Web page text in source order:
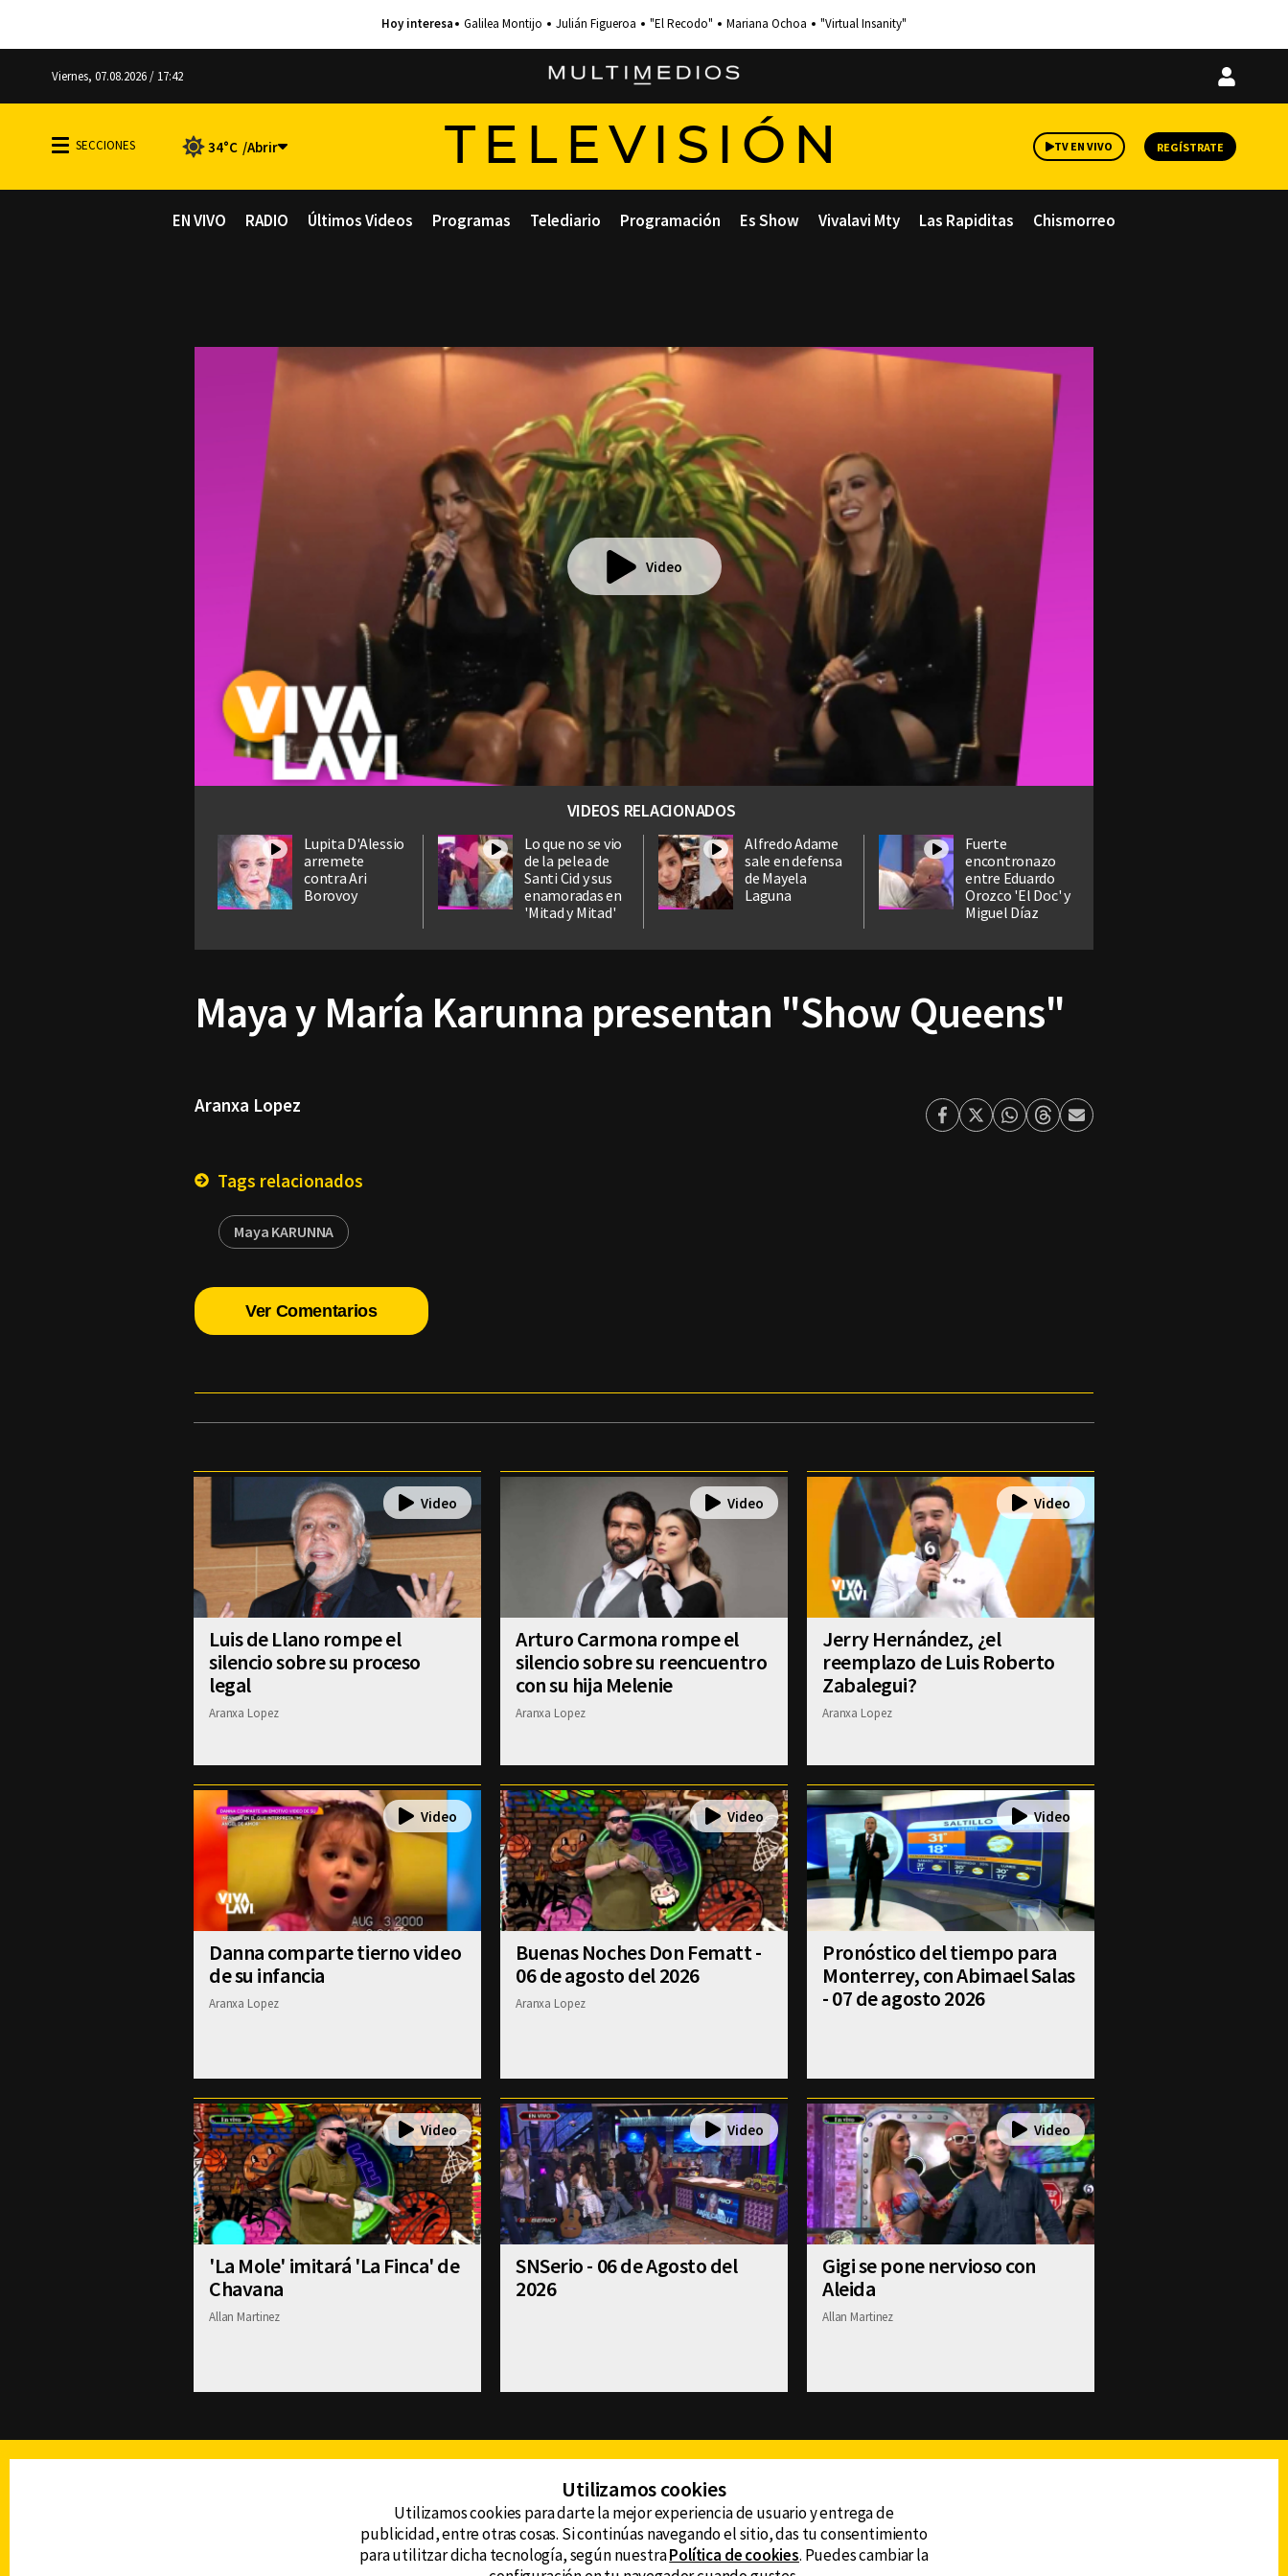
Galilea Montijo Julián Figueroa "El Recodo" Mariana Ochoa "Virtual Insanity"
Viernes, 07.08.2026 / 17:42
Iniciar
34°C TELEVISIÓN TV EN VIVO REGÍSTRATE
EN VIVO RADIO Últimos Videos Programas Telediario Programación Es Show Vivalavi Mty Las Rapiditas Chismorreo
Video
VIDEOS RELACIONADOS
Lupita D'Alessio
arremete
contra Ari
Borovoy
Lo que no se vio
de la pelea de
Santi Cid y sus
enamoradas en
'Mitad y Mitad'
Alfredo Adame
sale en defensa
de Mayela
Laguna
Fuerte
encontronazo
entre Eduardo
Orozco 'El Doc' y
Miguel Díaz
Maya y María Karunna presentan "Show Queens"
Aranxa Lopez
Facebook
TwitterWhatsapp
ThreadsEnviar
Tags relacionados
Maya KARUNNA
Ver Comentarios
Luis de Llano rompe el
silencio sobre su proceso
legal
Aranxa Lopez
Arturo Carmona rompe el
silencio sobre su reencuentro
con su hija Melenie
Aranxa Lopez
Jerry Hernández, ¿el
reemplazo de Luis Roberto
Zabalegui?
Aranxa Lopez
Danna comparte tierno video
de su infancia
Aranxa Lopez
Buenas Noches Don Fematt -
06 de agosto del 2026
Aranxa Lopez
Pronóstico del tiempo para
Monterrey, con Abimael Salas
- 07 de agosto 2026
'La Mole' imitará 'La Finca' de
Chavana
Allan Martinez
SNSerio - 06 de Agosto del
2026
Gigi se pone nervioso con
Aleida
Allan Martinez
DERECHOS RESERVADOS © CANAL 6 2026
Prohibida la reproducción total o parcial, incluyendo
CONTACTO
AVISO DE PRIVACIDAD
Utilizamos cookies
Utilizamos cookies para darte la mejor experiencia de usuario y entrega de
publicidad, entre otras cosas. Si continúas navegando el sitio, das tu consentimiento
para utilitzar dicha tecnología, según nuestraPolítica de cookies. Puedes cambiar la